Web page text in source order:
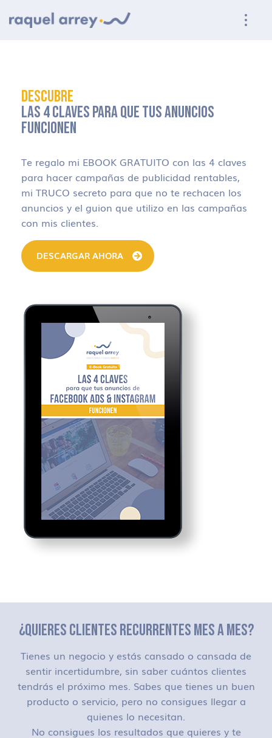
DESCUBRE
LAS 4 CLAVES PARA QUE TUS ANUNCIOS
FUNCIONEN
Te regalo mi EBOOK GRATUITO con las 4 claves
para hacer campañas de publicidad rentables,
mi TRUCO secreto para que no te rechacen los
anuncios y el guion que utilizo en las campañas
con mis clientes.
DESCARGAR AHORA
¿QUIERES CLIENTES RECURRENTES MES A MES?
Tienes un negocio y estás cansado o cansada de
sentir incertidumbre, sin saber cuántos clientes
tendrás el próximo mes. Sabes que tienes un buen
producto o servicio, pero no consigues llegar a
quienes lo necesitan.
No consigues los resultados que quieres y te